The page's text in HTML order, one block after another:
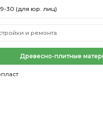
30 (для юр. лиц)
Древесно-плитные